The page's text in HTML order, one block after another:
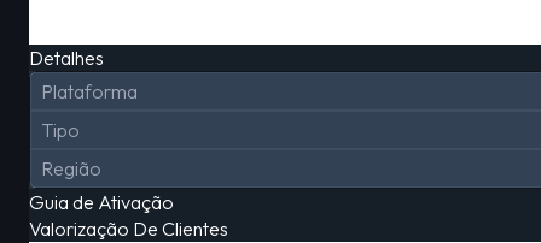
Detalhes
Plataforma
Tipo
Região
Guia de Ativação
Valorização De Clientes